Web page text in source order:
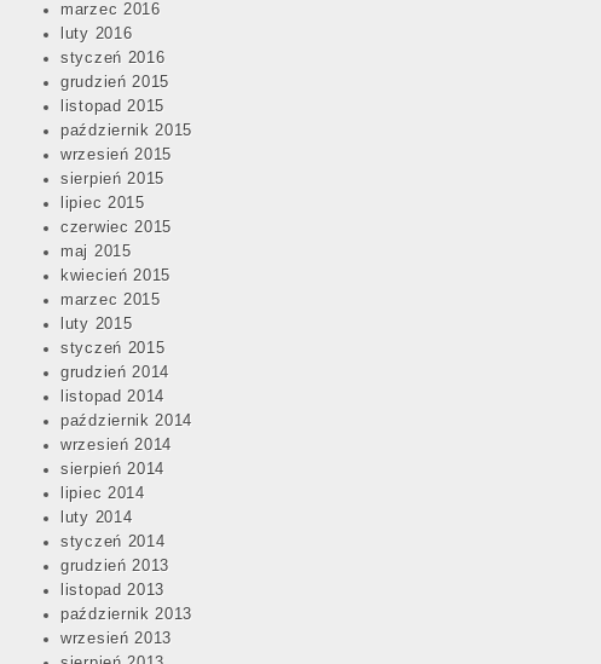
marzec 2016
luty 2016
styczeń 2016
grudzień 2015
listopad 2015
październik 2015
wrzesień 2015
sierpień 2015
lipiec 2015
czerwiec 2015
maj 2015
kwiecień 2015
marzec 2015
luty 2015
styczeń 2015
grudzień 2014
listopad 2014
październik 2014
wrzesień 2014
sierpień 2014
lipiec 2014
luty 2014
styczeń 2014
grudzień 2013
listopad 2013
październik 2013
wrzesień 2013